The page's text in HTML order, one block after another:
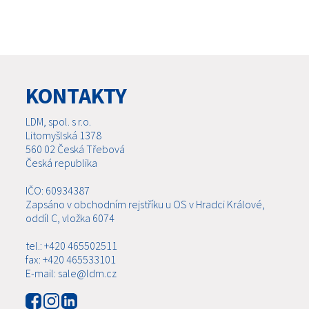
KONTAKTY
LDM, spol. s r.o.
Litomyšlská 1378
560 02 Česká Třebová
Česká republika
IČO: 60934387
Zapsáno v obchodním rejstříku u OS v Hradci Králové,
oddíl C, vložka 6074
tel.: +420 465502511
fax: +420 465533101
E-mail: sale@ldm.cz